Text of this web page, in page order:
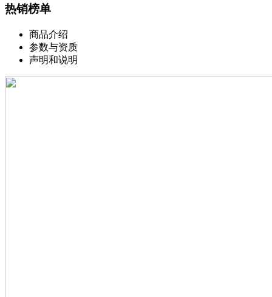
热销榜单
商品介绍
参数与资质
声明和说明